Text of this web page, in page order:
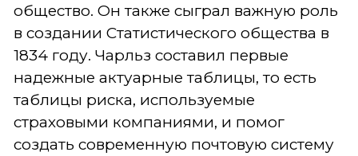
общество. Он также сыграл важную роль
в создании Статистического общества в
1834 году. Чарльз составил первые
надежные актуарные таблицы, то есть
таблицы риска, используемые
страховыми компаниями, и помог
создать современную почтовую систему